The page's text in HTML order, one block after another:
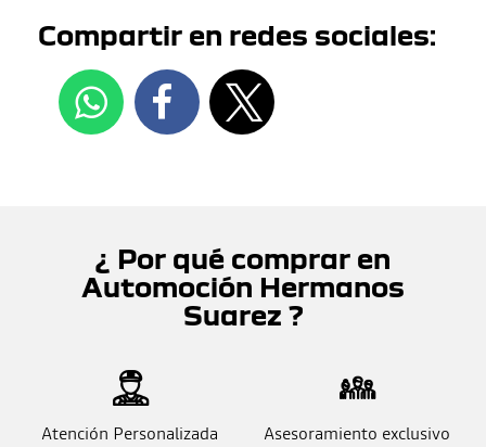
Compartir en redes sociales:
¿ Por qué comprar en
Automoción Hermanos
Suarez ?
Atención Personalizada Asesoramiento exclusivo